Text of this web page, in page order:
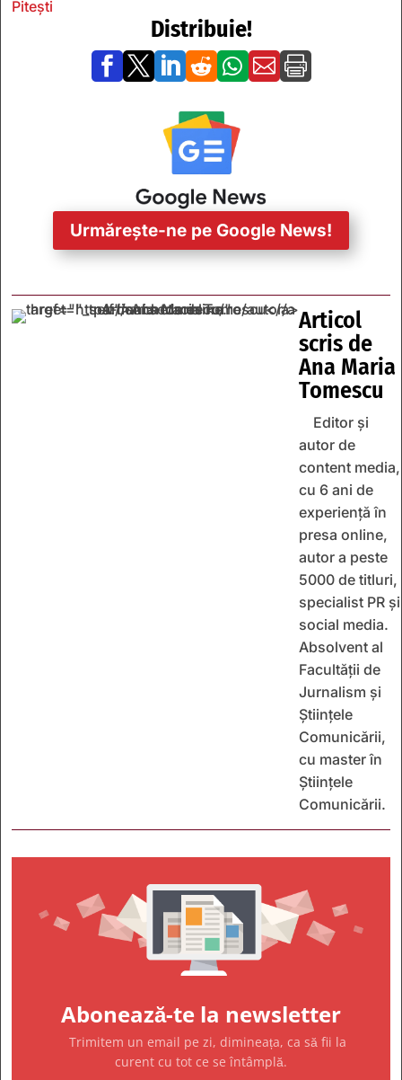
Pitești
Distribuie!
      
Urmărește-ne pe Google News!
Articol
scris de
Ana Maria
Tomescu
Editor și
autor de
content media,
cu 6 ani de
experiență în
presa online,
autor a peste
5000 de titluri,
specialist PR și
social media.
Absolvent al
Facultății de
Jurnalism și
Științele
Comunicării,
cu master în
Științele
Comunicării.
Abonează-te la newsletter
Trimitem un email pe zi, dimineața, ca să fii la
curent cu tot ce se întâmplă.